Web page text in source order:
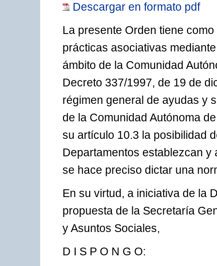
Descargar en formato pdf
La presente Orden tiene
prácticas asociativas
ámbito de la Comunidad
Decreto 337/1997, de 19 de
régimen general de ayudas y
de la Comunidad Autónoma
su artículo 10.3 la posibilidad
Departamentos establezcan
se hace preciso dictar una
En su virtud, a iniciativa de la
propuesta de la Secretaría
y Asuntos Sociales,
D I S P O N G O: